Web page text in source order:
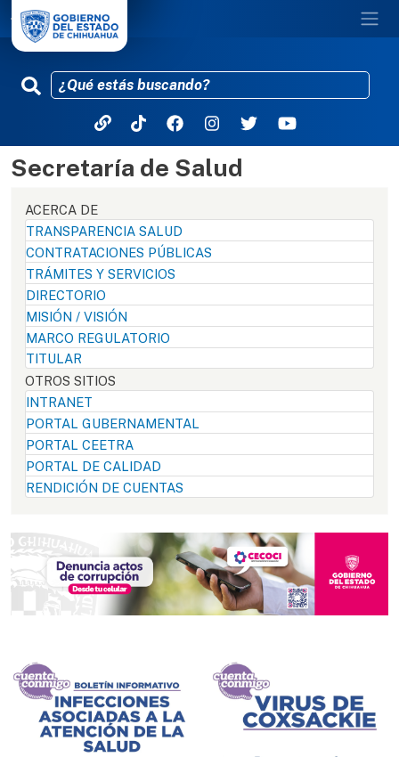
Pasar al contenido principal
Secretaría de Salud
ACERCA DE
TRANSPARENCIA SALUD
CONTRATACIONES PÚBLICAS
TRÁMITES Y SERVICIOS
DIRECTORIO
MISIÓN / VISIÓN
MARCO REGULATORIO
TITULAR
OTROS SITIOS
INTRANET
PORTAL GUBERNAMENTAL
PORTAL CEETRA
PORTAL DE CALIDAD
RENDICIÓN DE CUENTAS